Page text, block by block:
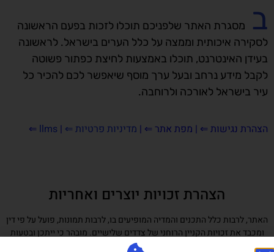
ב
מסגרת האתר שלפניכם תוכלו לזכות בפעם הראשונה
לסקירה איכותית וממצה על כלל הערים בישראל. לראשונה
בעידן האינטרנט, תוכלו באמצעות לחיצת כפתור פשוטה
לקבל מידע נרחב ובעל ערך מוסף שיאפשר לכם להכיר כל
עיר בישראל לאורכה ולרוחבה.
הצהרת נגישות ⇐ | מפת אתר ⇐ | מדיניות פרטיות ⇐ |
llms
⇐
הצהרת זכויות יוצרים ואחריות
האתר, לרבות כלל התכנים והמדיה המופיעים בו, לרבות תמונות, פועל על פי דין
ומכבד את זכויות הקניין הרוחני של צדדים שלישיים. מובהר כי ייתכן ובטעות
עלה לאתר תוכן (לרבות תמונות) אשר עשוי להוות הפרה לכאורה של זכויות